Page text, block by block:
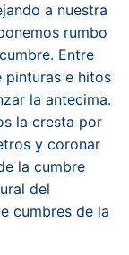
a nuestra
rumbo
Entre
pinturas e hitos
la antecima.
la cresta por
y coronar
la cumbre
del
cumbres de la